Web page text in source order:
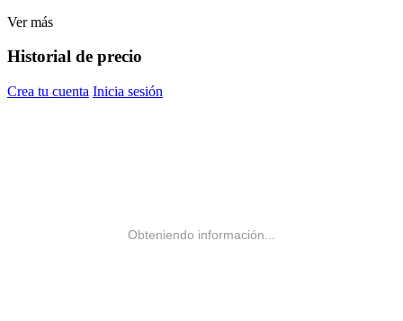
Ver más
Historial de precio
Crea tu cuenta Inicia sesión
Obteniendo información...